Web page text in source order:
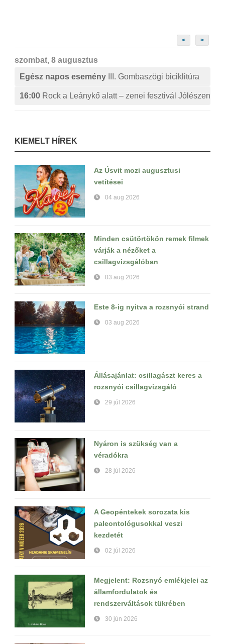
< >
szombat, 8 augusztus
Egész napos esemény
III. Gombaszögi biciklitúra
16:00 Rock a Leánykő alatt – zenei fesztivál Jólészen
KIEMELT HÍREK
Az Úsvit mozi augusztusi
vetítései
04 aug 2026
Minden csütörtökön remek filmek
várják a nézőket a
csillagvizsgálóban
03 aug 2026
Este 8-ig nyitva a rozsnyói strand
03 aug 2026
Állásajánlat: csillagászt keres a
rozsnyói csillagvizsgáló
29 júl 2026
Nyáron is szükség van a
véradókra
28 júl 2026
A Geopéntekek sorozata kis
paleontológusokkal veszi
kezdetét
02 júl 2026
Megjelent: Rozsnyó emlékjelei az
államfordulatok és
rendszerváltások tükrében
30 jún 2026